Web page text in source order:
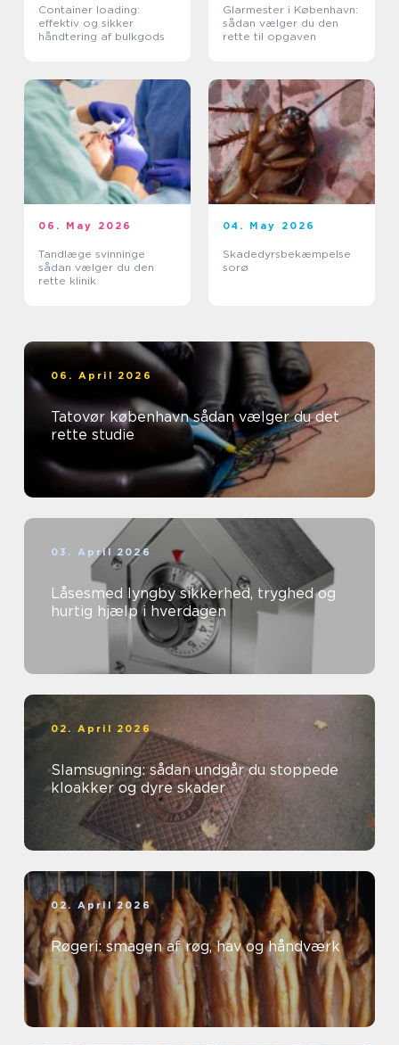
Container loading:
effektiv og sikker
håndtering af bulkgods
Glarmester i København:
sådan vælger du den
rette til opgaven
06. May 2026
Tandlæge svinninge
sådan vælger du den
rette klinik
04. May 2026
Skadedyrsbekæmpelse
sorø
06. April 2026
Tatovør københavn sådan vælger du det
rette studie
03. April 2026
Låsesmed lyngby sikkerhed, tryghed og
hurtig hjælp i hverdagen
02. April 2026
Slamsugning: sådan undgår du stoppede
kloakker og dyre skader
02. April 2026
Røgeri: smagen af røg, hav og håndværk